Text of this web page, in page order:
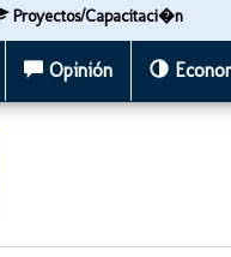
Proyectos/Capacitaci�n
Opinión